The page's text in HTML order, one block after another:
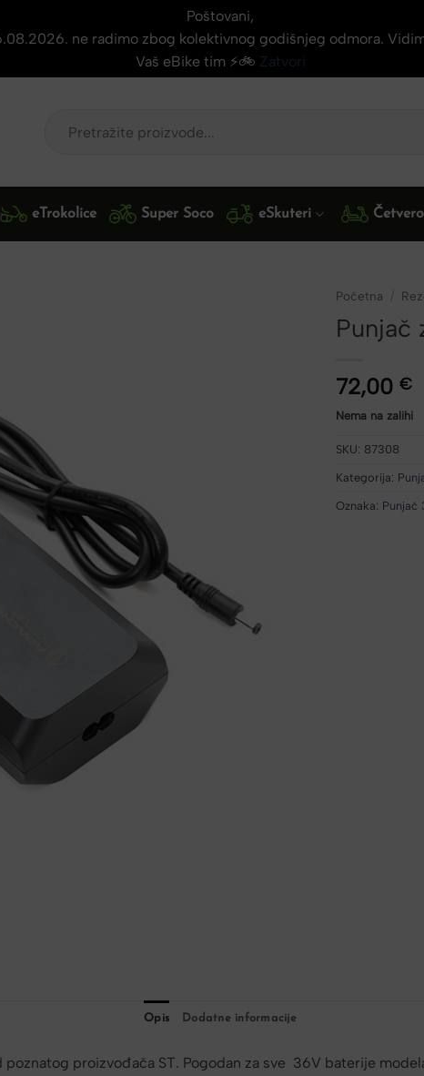
Poštovani,
ne radimo zbog kolektivnog godišnjeg odmora.
Vaš eBike tim ⚡🚲 Zatvori
eTrokolice Super Soco eSkuteri
Početna
Punjač
72,00 €
Nema na zalihi
SKU: 87308
Kategorija:
Oznaka: Punjač
Opis Dodatne informacije
proizvođača ST. Pogodan za sve 36V baterije